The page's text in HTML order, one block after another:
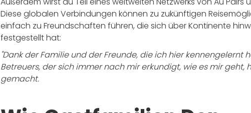
Diese globalen Verbindungen können zu zukünftigen
einfach zu Freundschaften führen, die sich über Kontinente
festgestellt hat:
"Dank der Familie und der Freunde, die ich hier kennengelernt
Betreuers, der sich immer nach mir erkundigt, wie es mir
gemacht.